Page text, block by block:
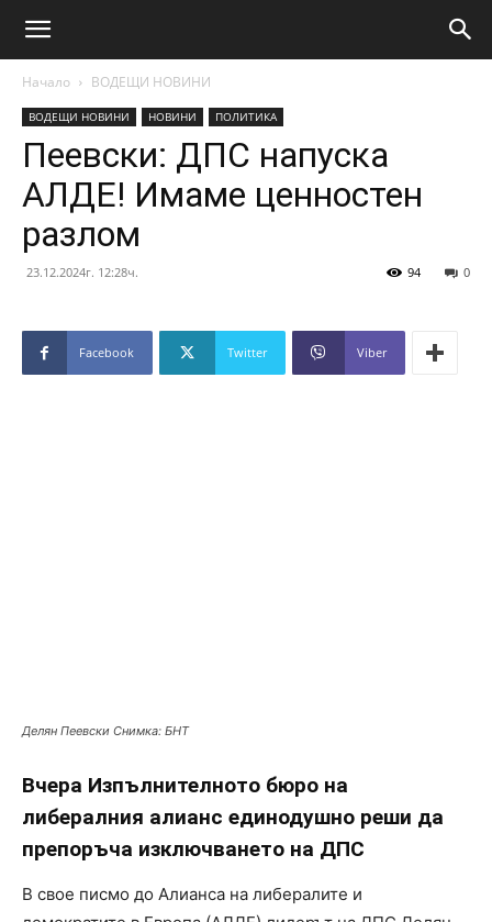
Начало ВОДЕЩИ НОВИНИ
ВОДЕЩИ НОВИНИ НОВИНИ ПОЛИТИКА
Пеевски: ДПС напуска
АЛДЕ! Имаме ценностен
разлом
23.12.2024г. 12:28ч. 0
94
Facebook Twitter Viber
Делян Пеевски Снимка: БНТ
Вчера Изпълнителното бюро на
либералния алианс единодушно реши да
препоръча изключването на ДПС
В свое писмо до Алианса на либералите и